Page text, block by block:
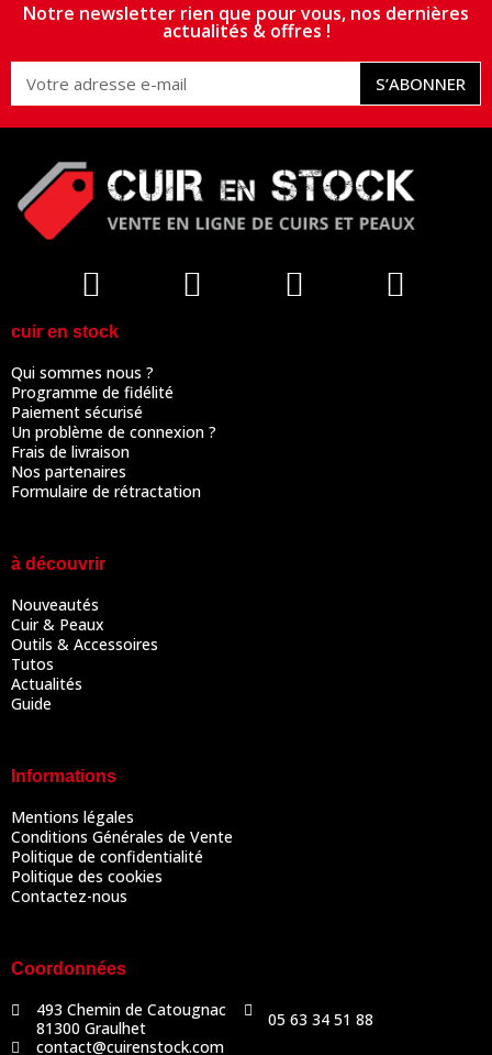
Notre newsletter rien que pour vous, nos dernières
actualités & offres !
S’ABONNER
cuir en stock
Qui sommes nous ?
Programme de fidélité
Paiement sécurisé
Un problème de connexion ?
Frais de livraison
Nos partenaires
Formulaire de rétractation
à découvrir
Nouveautés
Cuir & Peaux
Outils & Accessoires
Tutos
Actualités
Guide
Informations
Mentions légales
Conditions Générales de Vente
Politique de confidentialité
Politique des cookies
Contactez-nous
Coordonnées
493 Chemin de Catougnac
81300 Graulhet
05 63 34 51 88
contact@cuirenstock.com